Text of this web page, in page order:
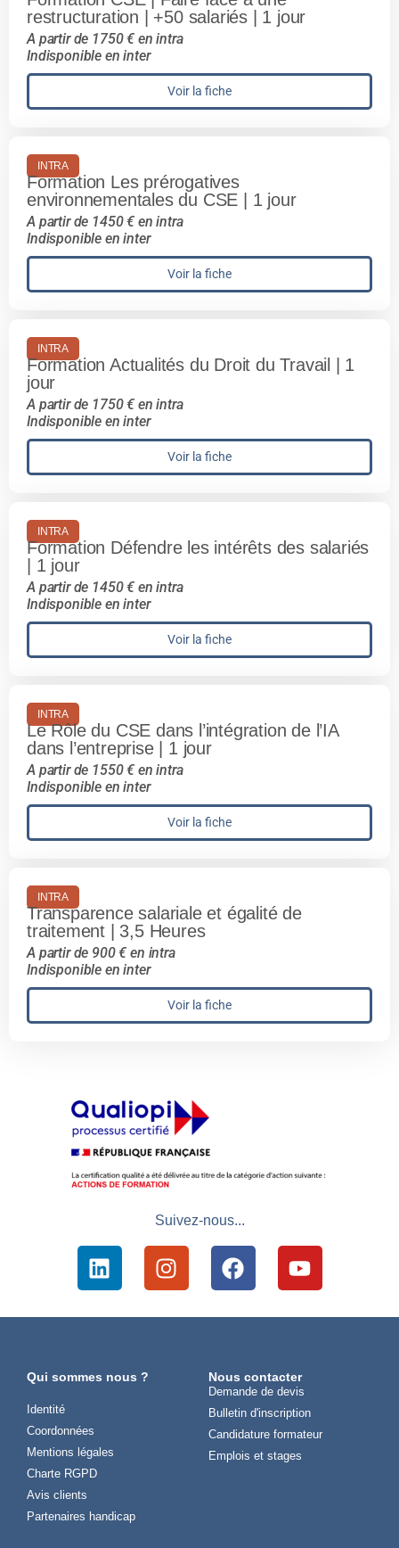
restructuration | +50 salariés | 1 jour
A partir de 1750 € en intra
Indisponible en inter
Voir la fiche
INTRA
Formation Les prérogatives
environnementales du CSE | 1 jour
A partir de 1450 € en intra
Indisponible en inter
Voir la fiche
INTRA
Formation Actualités du Droit du Travail | 1
jour
A partir de 1750 € en intra
Indisponible en inter
Voir la fiche
INTRA
Formation Défendre les intérêts des salariés
| 1 jour
A partir de 1450 € en intra
Indisponible en inter
Voir la fiche
INTRA
Le Rôle du CSE dans l’intégration de l’IA
dans l’entreprise | 1 jour
A partir de 1550 € en intra
Indisponible en inter
Voir la fiche
INTRA
Transparence salariale et égalité de
traitement | 3,5 Heures
A partir de 900 € en intra
Indisponible en inter
Voir la fiche
Suivez-nous...
Qui sommes nous ?
Identité
Coordonnées
Mentions légales
Charte RGPD
Avis clients
Partenaires handicap
Nous contacter
Demande de devis
Bulletin d'inscription
Candidature formateur
Emplois et stages